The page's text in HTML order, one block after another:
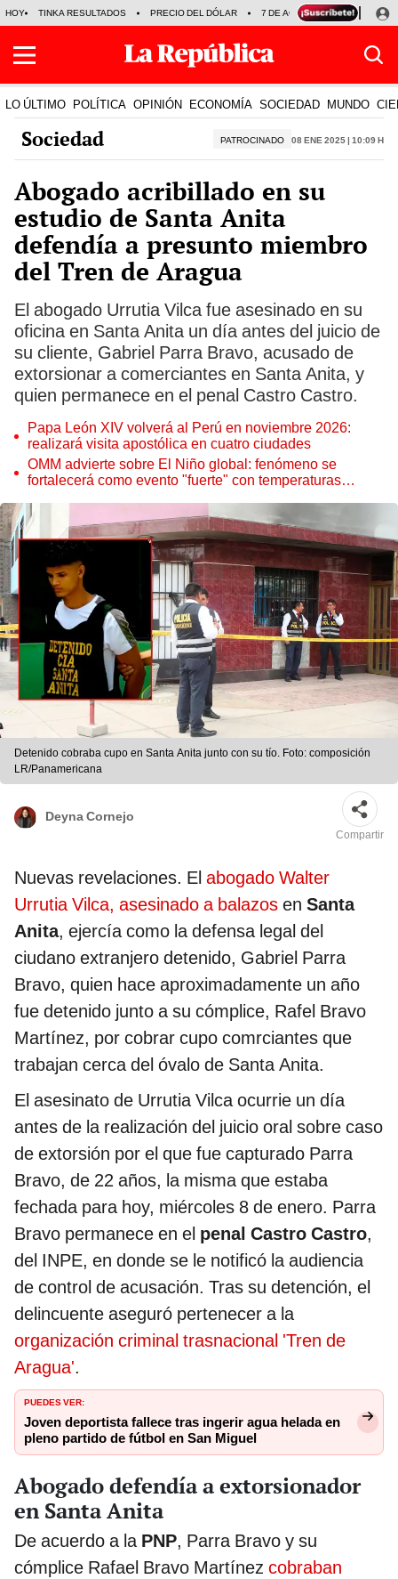
HOY TINKA RESULTADOS PRECIO DEL DÓLAR 7 DE AGOSTO OLLANTA
LO ÚLTIMO POLÍTICA OPINIÓN ECONOMÍA SOCIEDAD MUNDO
Sociedad PATROCINADO 08 Ene 2025 | 10:09 h
Abogado acribillado en su
estudio de Santa Anita
defendía a presunto miembro
del Tren de Aragua
El abogado Urrutia Vilca fue asesinado en su
oficina en Santa Anita un día antes del juicio de
su cliente, Gabriel Parra Bravo, acusado de
extorsionar a comerciantes en Santa Anita, y
quien permanece en el penal Castro Castro.
Papa León XIV volverá al Perú en noviembre 2026:
realizará visita apostólica en cuatro ciudades
OMM advierte sobre El Niño global: fenómeno se
fortalecerá como evento "fuerte" con temperaturas
Detenido cobraba cupo en Santa Anita junto con su tío. Foto: composición
LR/Panamericana
Deyna Cornejo
Compartir
Nuevas revelaciones. El abogado Walter
Urrutia Vilca, asesinado a balazos en Santa
Anita, ejercía como la defensa legal del
ciudano extranjero detenido, Gabriel Parra
Bravo, quien hace aproximadamente un año
fue detenido junto a su cómplice, Rafel Bravo
Martínez, por cobrar cupo comrciantes que
trabajan cerca del óvalo de Santa Anita.
El asesinato de Urrutia Vilca ocurrie un día
antes de la realización del juicio oral sobre caso
de extorsión por el que fue capturado Parra
Bravo, de 22 años, la misma que estaba
fechada para hoy, miércoles 8 de enero. Parra
Bravo permanece en el penal Castro Castro,
del INPE, en donde se le notificó la audiencia
de control de acusación. Tras su detención, el
delincuente aseguró pertenecer a la
organización criminal trasnacional 'Tren de
Aragua'.
PUEDES VER:
Joven deportista fallece tras ingerir agua helada en
pleno partido de fútbol en San Miguel
Abogado defendía a extorsionador
en Santa Anita
De acuerdo a la PNP, Parra Bravo y su
cómplice Rafael Bravo Martínez cobraban